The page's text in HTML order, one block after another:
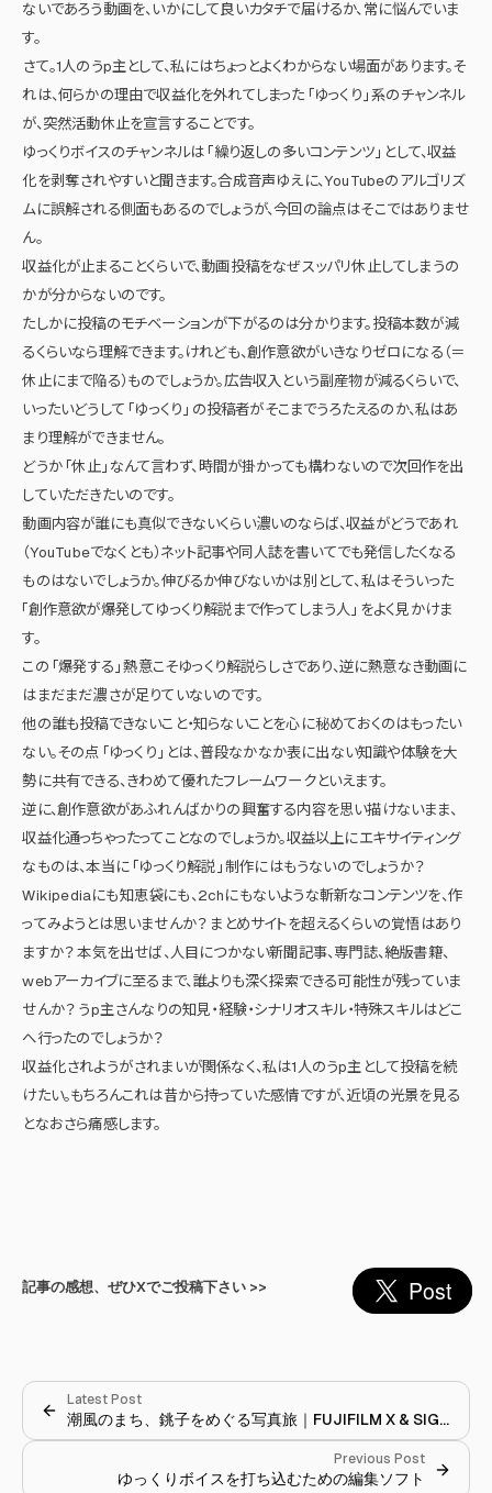
ないであろう動画を、いかにして良いカタチで届けるか、常に悩んでいま
す。
さて。1人のうp主として、私にはちょっとよくわからない場面があります。そ
れは、何らかの理由で収益化を外れてしまった 「ゆっくり」 系のチャンネル
が、突然活動休止を宣言することです。
ゆっくりボイスのチャンネルは 「繰り返しの多いコンテンツ」 として、収益
化を剥奪されやすいと聞きます。合成音声ゆえに、YouTubeのアルゴリズ
ムに誤解される側面もあるのでしょうが、今回の論点はそこではありませ
ん。
収益化が止まることくらいで、動画投稿をなぜスッパリ休止してしまうの
かが分からないのです。
たしかに投稿のモチベーションが下がるのは分かります。投稿本数が減
るくらいなら理解できます。けれども、創作意欲がいきなりゼロになる（＝
休止にまで陥る）ものでしょうか。広告収入という副産物が減るくらいで、
いったいどうして 「ゆっくり」 の投稿者がそこまでうろたえるのか、私はあ
まり理解ができません。
どうか 「休止」 なんて言わず、時間が掛かっても構わないので次回作を出
していただきたいのです。
動画内容が誰にも真似できないくらい濃いのならば、収益がどうであれ
（YouTubeでなくとも）ネット記事や同人誌を書いてでも発信したくなる
ものはないでしょうか。伸びるか伸びないかは別として、私はそういった
「創作意欲が爆発してゆっくり解説まで作ってしまう人」 をよく見かけま
す。
この 「爆発する」 熱意こそゆっくり解説らしさであり、逆に熱意なき動画に
はまだまだ濃さが足りていないのです。
他の誰も投稿できないこと・知らないことを心に秘めておくのはもったい
ない。その点 「ゆっくり」 とは、普段なかなか表に出ない知識や体験を大
勢に共有できる、きわめて優れたフレームワークといえます。
逆に、創作意欲があふれんばかりの興奮する内容を思い描けないまま、
収益化通っちゃったってことなのでしょうか。収益以上にエキサイティング
なものは、本当に 「ゆっくり解説」 制作にはもうないのでしょうか？
Wikipediaにも知恵袋にも、2chにもないような斬新なコンテンツを、作
ってみようとは思いませんか？ まとめサイトを超えるくらいの覚悟はあり
ますか？ 本気を出せば、人目につかない新聞記事、専門誌、絶版書籍、
webアーカイブに至るまで、誰よりも深く探索できる可能性が残っていま
せんか？ うp主さんなりの知見・経験・シナリオスキル・特殊スキルはどこ
へ行ったのでしょうか？
収益化されようがされまいが関係なく、私は1人のうp主として投稿を続
けたい。もちろんこれは昔から持っていた感情ですが、近頃の光景を見る
となおさら痛感します。
記事の感想、ぜひXでご投稿下さい >>
Latest Post
潮風のまち、銚子をめぐる写真旅｜FUJIFILM X & SIGMA fp
Previous Post
ゆっくりボイスを打ち込むための編集ソフト